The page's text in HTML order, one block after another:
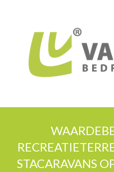
STACARAVANS